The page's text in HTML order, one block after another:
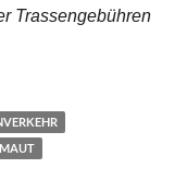
Trassengebühren
„deutlich“ sinken